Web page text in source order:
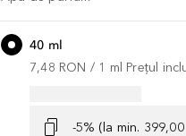
40 ml
7,48 RON / 1 ml Prețul
-5% (la min.